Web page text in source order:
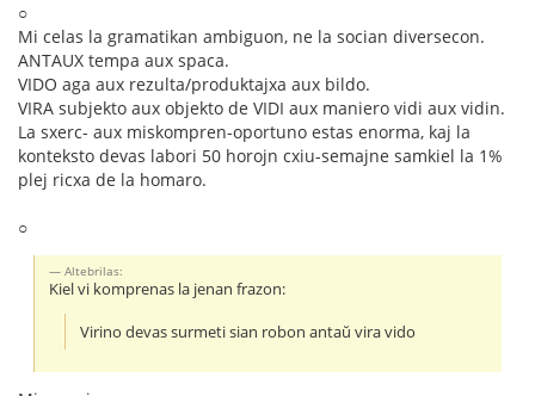
○
Mi celas la gramatikan ambiguon, ne la socian diversecon.
ANTAUX tempa aux spaca.
VIDO aga aux rezulta/produktajxa aux bildo.
VIRA subjekto aux objekto de VIDI aux maniero vidi aux vidin.
La sxerc- aux miskompren-oportuno estas enorma, kaj la
konteksto devas labori 50 horojn cxiu-semajne samkiel la 1%
plej ricxa de la homaro.
○
Altebrilas:
Kiel vi komprenas la jenan frazon:
Virino devas surmeti sian robon antaŭ vira vido